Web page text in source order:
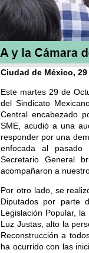
Ciudad de México,
Este martes 29 de
del Sindicato
Central encabezado
SME, acudió a una
responder por una
enfocada al pasado
Secretario General
acompañaron a
Por otro lado, se
Diputados por parte
Legislación Popular,
Luz Justas, alto la
Reconstrucción a
ha ocurrido con las